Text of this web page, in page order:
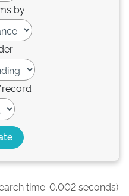
by
time: 0.002 seconds).